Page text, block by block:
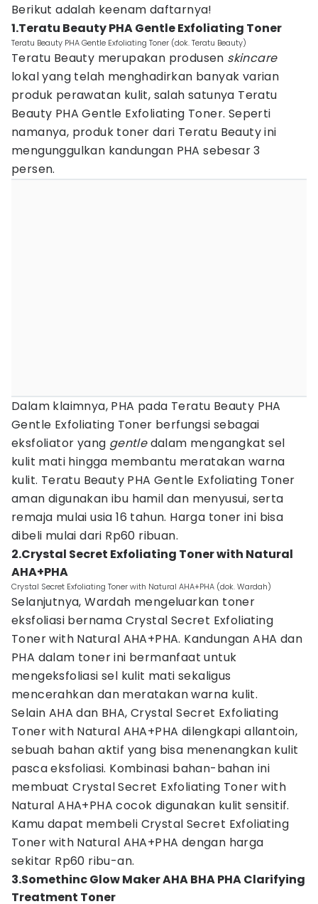
Berikut adalah keenam daftarnya!
1.Teratu Beauty PHA Gentle Exfoliating Toner
Teratu Beauty PHA Gentle Exfoliating Toner (dok. Teratu Beauty)
Teratu Beauty merupakan produsen skincare
lokal yang telah menghadirkan banyak varian
produk perawatan kulit, salah satunya Teratu
Beauty PHA Gentle Exfoliating Toner. Seperti
namanya, produk toner dari Teratu Beauty ini
mengunggulkan kandungan PHA sebesar 3
persen.
Dalam klaimnya, PHA pada Teratu Beauty PHA
Gentle Exfoliating Toner berfungsi sebagai
eksfoliator yang gentledalam mengangkat sel
kulit mati hingga membantu meratakan warna
kulit. Teratu Beauty PHA Gentle Exfoliating Toner
aman digunakan ibu hamil dan menyusui, serta
remaja mulai usia 16 tahun. Harga toner ini bisa
dibeli mulai dari Rp60 ribuan.
2.Crystal Secret Exfoliating Toner with Natural
AHA+PHA
Crystal Secret Exfoliating Toner with Natural AHA+PHA (dok. Wardah)
Selanjutnya, Wardah mengeluarkan toner
eksfoliasi bernama Crystal Secret Exfoliating
Toner with Natural AHA+PHA. Kandungan AHA dan
PHA dalam toner ini bermanfaat untuk
mengeksfoliasi sel kulit mati sekaligus
mencerahkan dan meratakan warna kulit.
Selain AHA dan BHA, Crystal Secret Exfoliating
Toner with Natural AHA+PHA dilengkapi allantoin,
sebuah bahan aktif yang bisa menenangkan kulit
pasca eksfoliasi. Kombinasi bahan-bahan ini
membuat Crystal Secret Exfoliating Toner with
Natural AHA+PHA cocok digunakan kulit sensitif.
Kamu dapat membeli Crystal Secret Exfoliating
Toner with Natural AHA+PHA dengan harga
sekitar Rp60 ribu-an.
3.Somethinc Glow Maker AHA BHA PHA Clarifying
Treatment Toner